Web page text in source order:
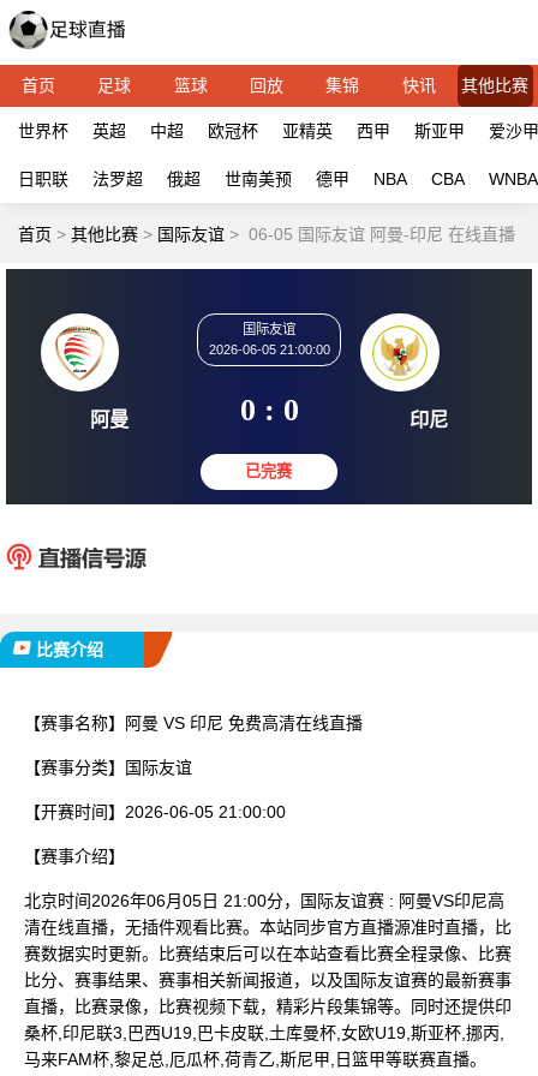
首页 足球 篮球 回放 集锦 快讯 其他比赛
世界杯 英超 中超 欧冠杯 亚精英 西甲 斯亚甲 爱沙甲
日职联 法罗超 俄超 世南美预 德甲 NBA CBA WNBA
首页 > 其他比赛 > 国际友谊 > 06-05 国际友谊 阿曼-印尼 在线直播
阿曼
国际友谊
2026-06-05 21:00:00
0 : 0 印
比赛介绍
【赛事名称】 阿曼 VS 印尼 免费高清在线直播
【赛事分类】 国际友谊
【开赛时间】 2026-06-05 21:00:00
【赛事介绍】
北京时间2026年06月05日 21:00分，国际友谊赛 : 阿曼VS印尼高
清在线直播，无插件观看比赛。本站同步官方直播源准时直播，比
赛数据实时更新。比赛结束后可以在本站查看比赛全程录像、比赛
比分、赛事结果、赛事相关新闻报道，以及国际友谊赛的最新赛事
直播，比赛录像，比赛视频下载，精彩片段集锦等。同时还提供印
桑杯,印尼联3,巴西U19,巴卡皮联,土库曼杯,女欧U19,斯亚杯,挪丙,
马来FAM杯,黎足总,厄瓜杯,荷青乙,斯尼甲,日篮甲等联赛直播。